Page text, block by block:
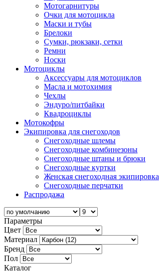
Мотогарнитуры
Очки для мотоцикла
Маски и тубы
Брелоки
Сумки, рюкзаки, сетки
Ремни
Носки
Мотоциклы
Аксессуары для мотоциклов
Масла и мотохимия
Чехлы
Эндуро/питбайки
Квадроциклы
Мотокофры
Экипировка для снегоходов
Снегоходные шлемы
Снегоходные комбинезоны
Снегоходные штаны и брюки
Снегоходные куртки
Женская снегоходная экипировка
Снегоходные перчатки
Распродажа
Параметры
Цвет
Материал
Бренд
Пол
Каталог